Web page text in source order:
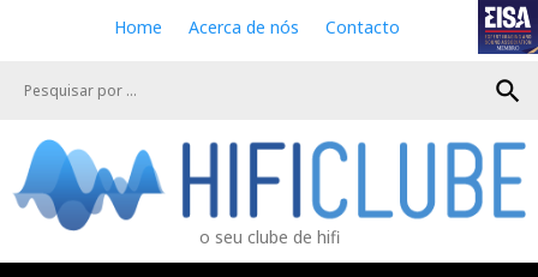
e
Home Acerca de nós Contacto
search
o seu clube de hifi